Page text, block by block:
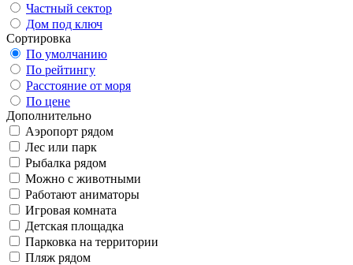
Частный сектор
Дом под ключ
Сортировка
По умолчанию
По рейтингу
Расстояние от моря
По цене
Дополнительно
Аэропорт рядом
Лес или парк
Рыбалка рядом
Можно с животными
Работают аниматоры
Игровая комната
Детская площадка
Парковка на территории
Пляж рядом